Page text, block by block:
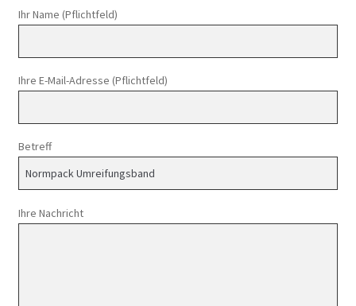
Ihr Name (Pflichtfeld)
Ihre E-Mail-Adresse (Pflichtfeld)
Betreff
Ihre Nachricht